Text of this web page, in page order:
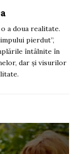
a doua realitate.
pierdut”,
întâlnite în
dar și visurilor